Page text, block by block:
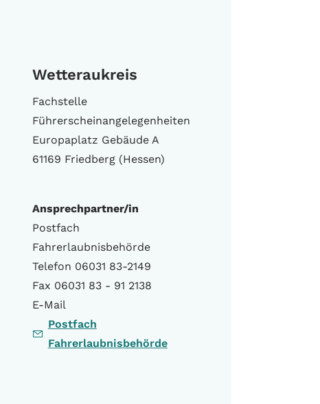
Wetteraukreis
Fachstelle
Führerscheinangelegenheiten
Europaplatz Gebäude A
61169 Friedberg (Hessen)
Ansprechpartner/in
Postfach
Fahrerlaubnisbehörde
Telefon 06031 83-2149
Fax 06031 83 - 91 2138
E-Mail
Postfach
Fahrerlaubnisbehörde